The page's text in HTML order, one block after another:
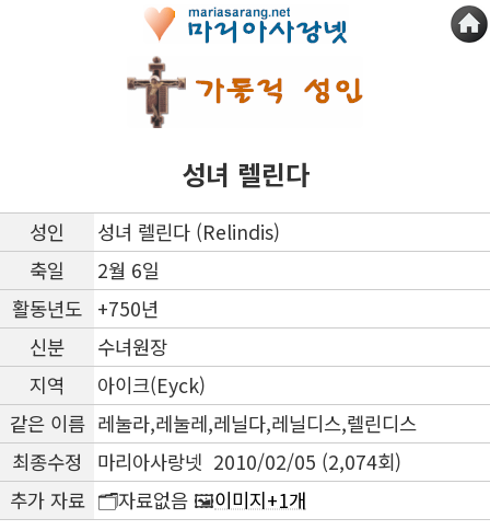
성녀 렐린다
성인
성녀 렐린다 (Relindis)
축일
2월 6일
활동년도 +750년
신분
수녀원장
지역
아이크(Eyck)
같은 이름 레눌라,레눌레,레닐다,레닐디스,렐린디스
최종수정
마리아사랑넷 2010/02/05 (2,074회)
추가 자료 🗂️자료없음 🖼️이미지+1개